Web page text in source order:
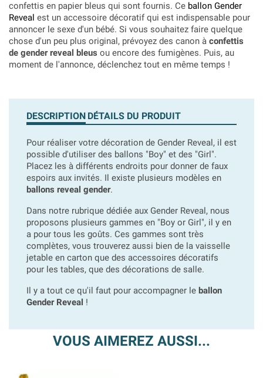
confettis en papier bleus qui sont fournis. Ce ballon Gender
Reveal est un accessoire décoratif qui est indispensable pour
annoncer le sexe d'un bébé. Si vous souhaitez faire quelque
chose d'un peu plus original, prévoyez des canon à confettis
de gender reveal bleus ou encore des fumigènes. Puis, au
moment de l'annonce, déclenchez tout en même temps !
DESCRIPTION DÉTAILS DU PRODUIT
Pour réaliser votre décoration de Gender Reveal, il est
possible d'utiliser des ballons "Boy" et des "Girl".
Placez les à différents endroits pour donner de faux
espoirs aux invités. Il existe plusieurs modèles en
ballons reveal gender.
Dans notre rubrique dédiée aux Gender Reveal, nous
proposons plusieurs gammes en "Boy or Girl", il y en
a pour tous les goûts. Ces gammes sont très
complètes, vous trouverez aussi bien de la vaisselle
jetable en carton que des accessoires décoratifs
pour les tables, que des décorations de salle.
Il y a tout ce qu'il faut pour accompagner le ballon
Gender Reveal !
VOUS AIMEREZ AUSSI...